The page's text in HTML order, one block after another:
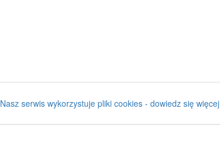
Nasz serwis wykorzystuje pliki cookies - dowiedz się więcej